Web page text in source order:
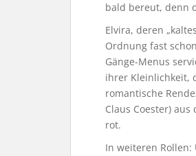
bald bereut, denn
Elvira, deren
Ordnung fast
Gänge-Menus
ihrer Kleinlichkeit,
romantische
Claus Coester)
rot.
In weiteren